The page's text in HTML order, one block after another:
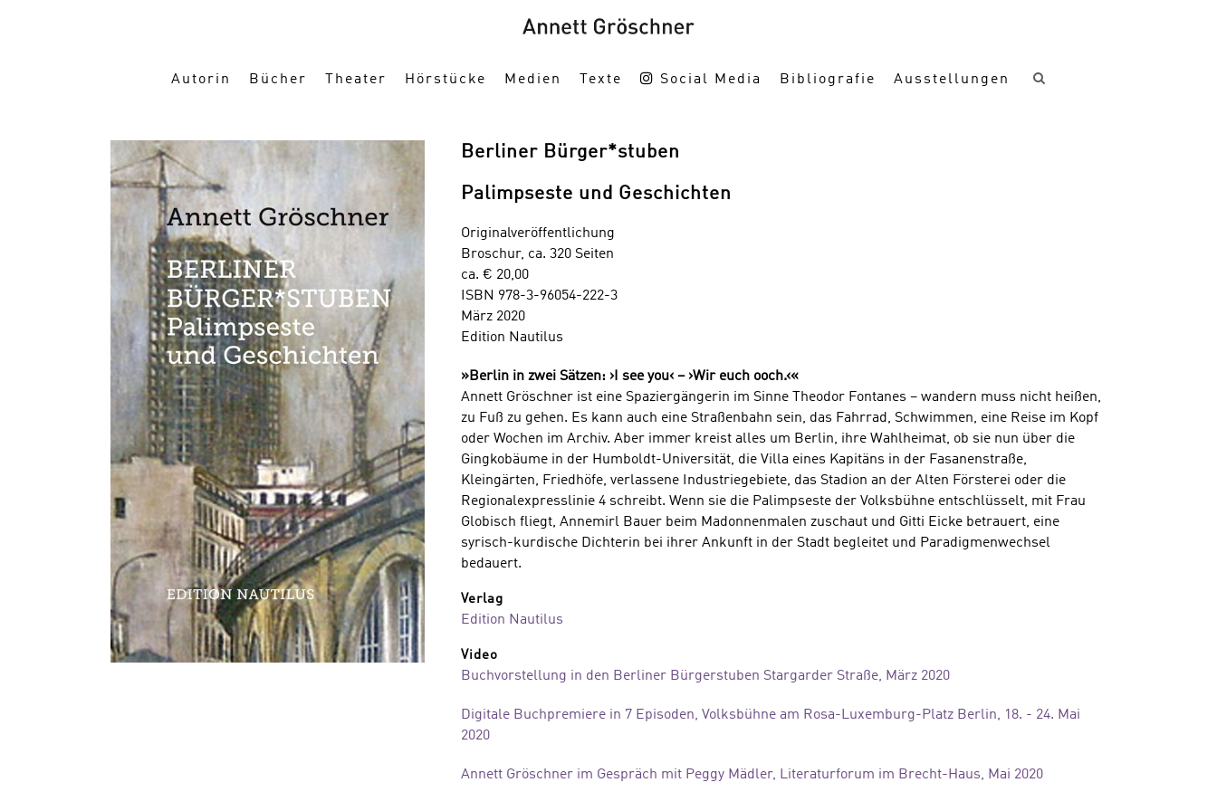
Autorin Bücher Theater Hörstücke Medien Texte Social Media Bibliografie Ausstellungen
Berliner Bürger*stuben
Palimpseste und Geschichten
Originalveröffentlichung
Broschur, ca. 320 Seiten
ca. € 20,00
ISBN 978-3-96054-222-3
März 2020
Edition Nautilus
»Berlin in zwei Sätzen: ›I see you‹ – ›Wir euch ooch.‹«
Annett Gröschner ist eine Spaziergängerin im Sinne Theodor Fontanes – wandern muss nicht heißen,
zu Fuß zu gehen. Es kann auch eine Straßenbahn sein, das Fahrrad, Schwimmen, eine Reise im Kopf
oder Wochen im Archiv. Aber immer kreist alles um Berlin, ihre Wahlheimat, ob sie nun über die
Gingkobäume in der Humboldt-Universität, die Villa eines Kapitäns in der Fasanenstraße,
Kleingärten, Friedhöfe, verlassene Industriegebiete, das Stadion an der Alten Försterei oder die
Regionalexpresslinie 4 schreibt. Wenn sie die Palimpseste der Volksbühne entschlüsselt, mit Frau
Globisch fliegt, Annemirl Bauer beim Madonnenmalen zuschaut und Gitti Eicke betrauert, eine
syrisch-kurdische Dichterin bei ihrer Ankunft in der Stadt begleitet und Paradigmenwechsel
bedauert.
Verlag
Edition Nautilus
Video
Buchvorstellung in den Berliner Bürgerstuben Stargarder Straße, März 2020
Digitale Buchpremiere in 7 Episoden, Volksbühne am Rosa-Luxemburg-Platz Berlin, 18. - 24. Mai
2020
Annett Gröschner im Gespräch mit Peggy Mädler, Literaturforum im Brecht-Haus, Mai 2020